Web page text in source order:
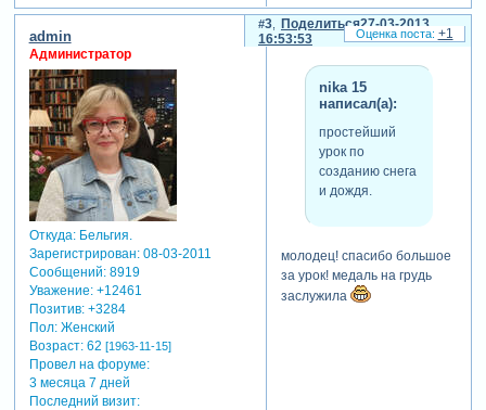
чтобы увидеть
ссылки
Зарегистрируйтесь,
чтобы увидеть
ссылки
настройки в
вашем
распоряжении!
Зарегистрируйтесь,
чтобы увидеть
снег.
строку effects-
snow(снег).
Зарегистрируйтесь,
Поделиться
3
27-03-2013
16:53:53
admin
Администратор
Откуда:Бельгия.
Зарегистрирован: 08-03-2011
Сообщений:8919
Уважение: +12461
Позитив: +3284
Пол:Женский
Возраст:62 [1963-11-15]
Провел на форуме:
3 месяца 7 дней
Последний визит:
nika 15
написал(а):
простейший
урок по
созданию снега
и дождя.
молодец! спасибо большое
за урок! медаль на грудь
заслужила
+1